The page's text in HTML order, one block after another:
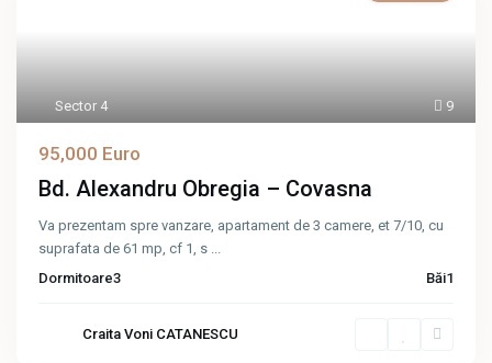
9
Sector 4
95,000 Euro
Bd. Alexandru Obregia – Covasna
Va prezentam spre vanzare, apartament de 3 camere, et 7/10, cu
suprafata de 61 mp, cf 1, s ...
Dormitoare3 Băi1
Craita Voni CATANESCU